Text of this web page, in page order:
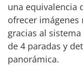
una equivalencia
ofrecer
gracias al
de 4 paradas y
panorámica.